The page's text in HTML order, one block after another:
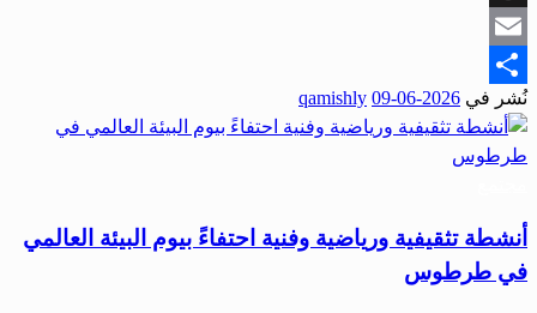
Snapchat
Email
Share
نُشر في 2026-06-09
qamishly
أنشطة تثقيفية ورياضية وفنية احتفاءً بيوم البيئة العالمي
في طرطوس